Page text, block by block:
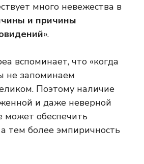
много невежества в
и причины
».
вспоминает, что «когда
не запоминаем
Поэтому наличие
и даже неверной
обеспечить
тем более эмпиричность